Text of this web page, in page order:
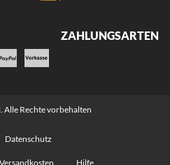
ZAHLUNGSARTEN
. Alle Rechte vorbehalten
Datenschutz
Versandkosten Hilfe